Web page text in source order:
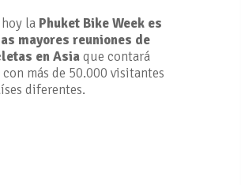
la Phuket Bike Week es
mayores reuniones de
en Asiaque contará
con más de 50.000 visitantes
diferentes.